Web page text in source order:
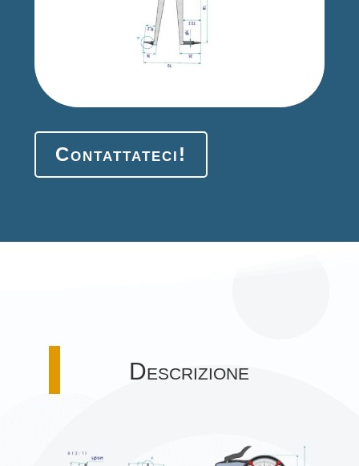
Contattateci!
Descrizione